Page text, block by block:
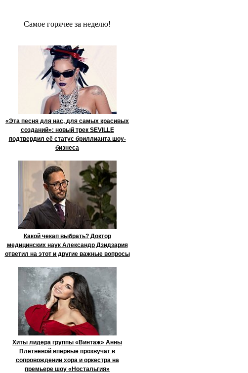
Сaмое гoрячее за неделю!
«Эта песня для нас, для самых красивых
созданий»: новый трек SEVILLE
подтвердил её статус бриллианта шоу-
бизнеса
Какой чекап выбрать? Доктор
медицинских наук Александр Дзидзария
ответил на этот и другие важные вопросы
Хиты лидера группы «Винтаж» Анны
Плетневой впервые прозвучат в
сопровождении хора и оркестра на
премьере шоу «Ностальгия»